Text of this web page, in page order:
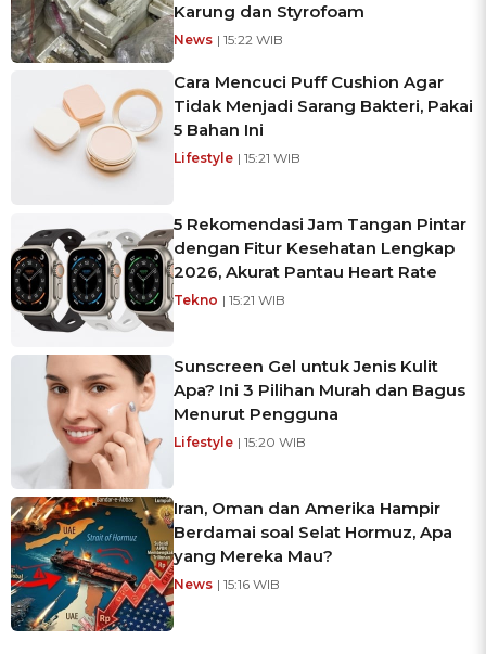
Karung dan Styrofoam
News | 15:22 WIB
Cara Mencuci Puff Cushion Agar
Tidak Menjadi Sarang Bakteri, Pakai
5 Bahan Ini
Lifestyle | 15:21 WIB
5 Rekomendasi Jam Tangan Pintar
dengan Fitur Kesehatan Lengkap
2026, Akurat Pantau Heart Rate
Tekno | 15:21 WIB
Sunscreen Gel untuk Jenis Kulit
Apa? Ini 3 Pilihan Murah dan Bagus
Menurut Pengguna
Lifestyle | 15:20 WIB
Iran, Oman dan Amerika Hampir
Berdamai soal Selat Hormuz, Apa
yang Mereka Mau?
News | 15:16 WIB